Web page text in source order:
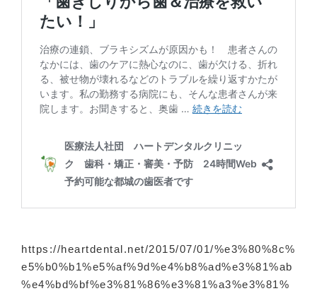
https://heartdental.net/2015/07/01/%e3%80%8c%
e5%b0%b1%e5%af%9d%e4%b8%ad%e3%81%ab
%e4%bd%bf%e3%81%86%e3%81%a3%e3%81%